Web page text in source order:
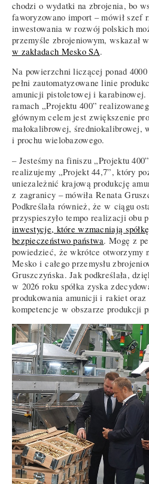
chodzi o wydatki na zbrojenia, bo
faworyzowano import – mówił szef
inwestowania w rozwój polskich
przemyśle zbrojeniowym, wskazał
w zakładach Mesko SA.
Na powierzchni liczącej ponad
pełni zautomatyzowane linie
amunicji pistoletowej i karabinowej.
ramach „Projektu 400”
głównym celem jest zwiększenie
małokalibrowej,
i prochu wielobazowego.
– Jesteśmy na finiszu „Projektu
realizujemy „Projekt 44,7”, który
uniezależnić krajową produkcję
z zagranicy – mówiła Renata
Podkreślała również, że w ciągu
przyspieszyło tempo realizacji obu
inwestycje, które wzmacniają
bezpieczeństwo państwa. Mogę z
powiedzieć, że wkrótce otworzymy
Mesko i całego przemysłu
Gruszczyńska. Jak podkreślała,
w 2026 roku spółka zyska
produkowania amunicji i rakiet oraz
kompetencje w obszarze produkcji